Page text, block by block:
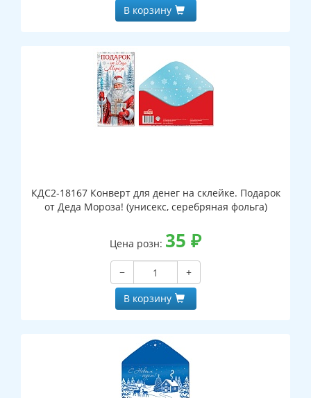
В корзину
КДС2-18167 Конверт для денег на склейке. Подарок
от Деда Мороза! (унисекс, серебряная фольга)
Цена розн: 35 ₽
−
+
В корзину